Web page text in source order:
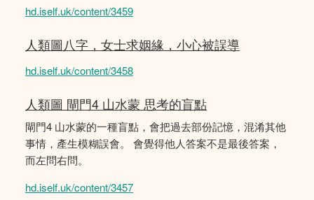
hd.iself.uk/content/3459
人類圖八字，女士求姻緣，小心被誤導
hd.iself.uk/content/3458
人類圖 閘門4 山水蒙 思考的盲點
閘門4 山水蒙的一種盲點，會把過去部份記憶，混淆其他
事情，產生模糊誤會。 會覺得他人答案不是最後答案，
而左問右問。
hd.iself.uk/content/3457